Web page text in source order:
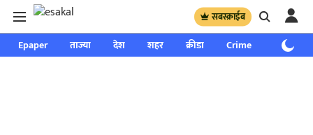
सबस्क्राईब
Epaper ताज्या देश शहर क्रीडा Crime साप्ताहिक